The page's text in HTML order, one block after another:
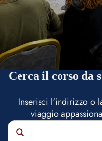
Cerca il corso da
Inserisci l'indirizzo o
viaggio